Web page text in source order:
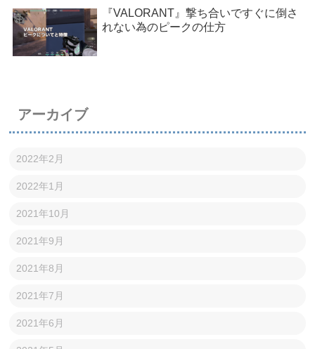
『VALORANT』撃ち合いですぐに倒さ
れない為のピークの仕方
アーカイブ
2022年2月
2022年1月
2021年10月
2021年9月
2021年8月
2021年7月
2021年6月